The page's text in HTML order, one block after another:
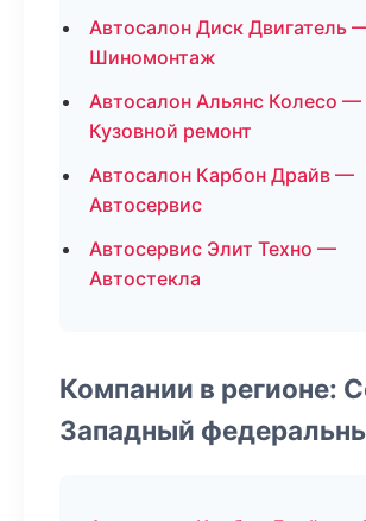
Автосалон Диск Двигатель
Шиномонтаж
Автосалон Альянс Колесо —
Кузовной ремонт
Автосалон Карбон Драйв —
Автосервис
Автосервис Элит Техно —
Автостекла
Компании в регионе:
Западный